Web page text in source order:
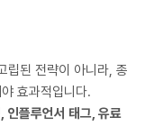
립된 전략이 아니라, 종
효과적입니다.
인플루언서 태그, 유료